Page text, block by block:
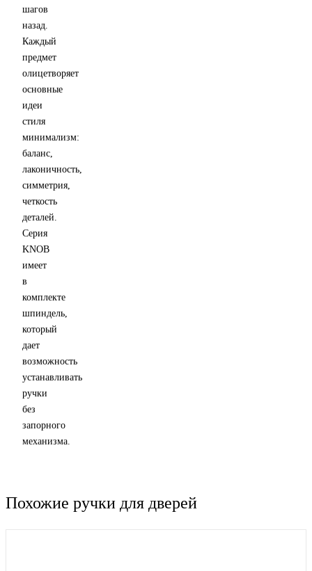
шагов
назад.
Каждый
предмет
олицетворяет
основные
идеи
стиля
минимализм:
баланс,
лаконичность,
симметрия,
четкость
деталей.
Серия
KNOB
имеет
в
комплекте
шпиндель,
который
дает
возможность
устанавливать
ручки
без
запорного
механизма.
Похожие ручки для дверей